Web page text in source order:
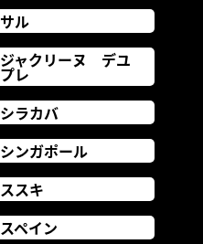
サル
ジャクリーヌ デユ
プレ
シラカバ
シンガポール
ススキ
スペイン